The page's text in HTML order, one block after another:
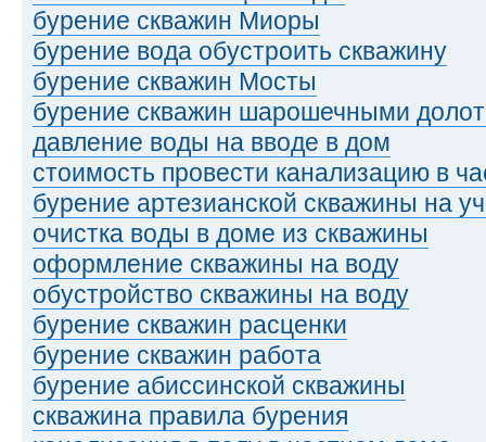
бурение скважин Миоры
бурение вода обустроить скважину
бурение скважин Мосты
бурение скважин шарошечными
давление воды на вводе в дом
стоимость провести канализацию в
бурение артезианской скважины на
очистка воды в доме из скважины
оформление скважины на воду
обустройство скважины на воду
бурение скважин расценки
бурение скважин работа
бурение абиссинской скважины
скважина правила бурения